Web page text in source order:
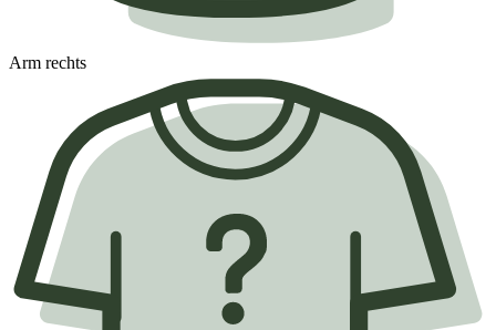
Arm rechts